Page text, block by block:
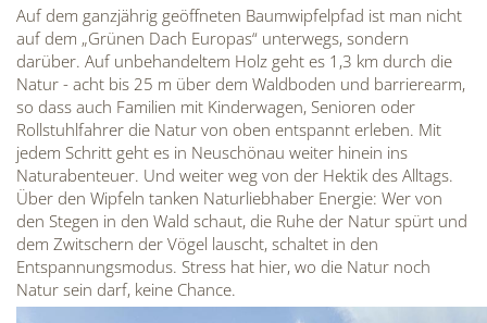
Auf dem ganzjährig geöffneten Baumwipfelpfad ist man nicht
auf dem „Grünen Dach Europas“ unterwegs, sondern
darüber. Auf unbehandeltem Holz geht es 1,3 km durch die
Natur - acht bis 25 m über dem Waldboden und barrierearm,
so dass auch Familien mit Kinderwagen, Senioren oder
Rollstuhlfahrer die Natur von oben entspannt erleben. Mit
jedem Schritt geht es in Neuschönau weiter hinein ins
Naturabenteuer. Und weiter weg von der Hektik des Alltags.
Über den Wipfeln tanken Naturliebhaber Energie: Wer von
den Stegen in den Wald schaut, die Ruhe der Natur spürt und
dem Zwitschern der Vögel lauscht, schaltet in den
Entspannungsmodus. Stress hat hier, wo die Natur noch
Natur sein darf, keine Chance.